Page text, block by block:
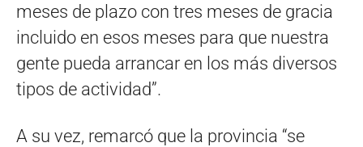
meses de plazo con tres meses de gracia
incluido en esos meses para que nuestra
gente pueda arrancar en los más diversos
tipos de actividad”.
A su vez, remarcó que la provincia “se